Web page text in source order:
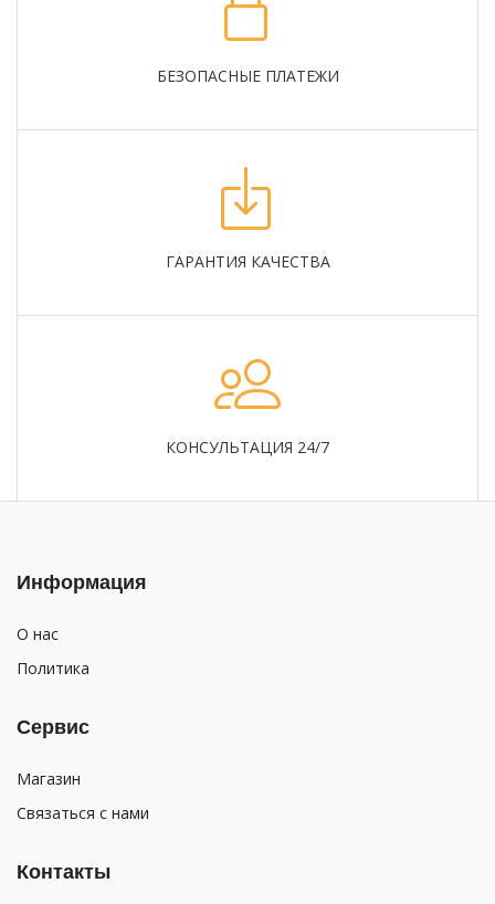
БЕЗОПАСНЫЕ ПЛАТЕЖИ
ГАРАНТИЯ КАЧЕСТВА
КОНСУЛЬТАЦИЯ 24/7
Информация
О нас
Политика
Сервис
Магазин
Связаться с нами
Контакты